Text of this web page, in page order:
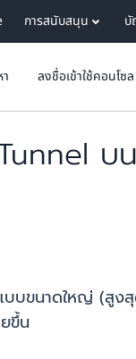
การสนับสนุน บั
ลงชื่อเข้าใช้คอนโซล
บ
บบขนาดใหญ่ (สูง
ขึ้น